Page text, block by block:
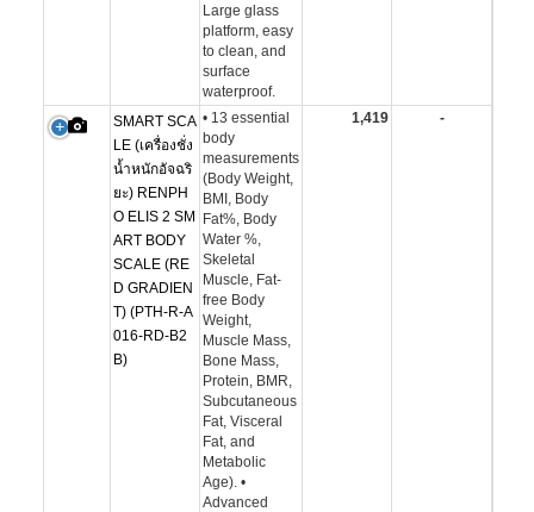
Large glass
platform, easy
to clean, and
surface
waterproof.
SMART SCA
LE (เครื่องชั่ง
น้ำหนักอัจฉริ
ยะ) RENPH
O ELIS 2 SM
ART BODY
SCALE (RE
D GRADIEN
T) (PTH-R-A
016-RD-B2
B)
• 13 essential
body
measurements
(Body Weight,
BMI, Body
Fat%, Body
Water %,
Skeletal
Muscle, Fat-
free Body
Weight,
Muscle Mass,
Bone Mass,
Protein, BMR,
Subcutaneous
Fat, Visceral
Fat, and
Metabolic
Age). •
Advanced
1,419 -